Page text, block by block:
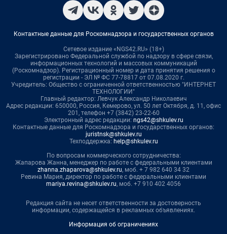
Контактные данные для Роскомнадзора и государственных органов
Сетевое издание «NGS42.RU» (18+)
Зарегистрировано Федеральной службой по надзору в сфере связи,
информационных технологий и массовых коммуникаций
(Роскомнадзор). Регистрационный номер и дата принятия решения о
регистрации - ЭЛ № ФС 77-78817 от 07.08.2020 г.
Учредитель: Общество с ограниченной ответственностью "ИНТЕРНЕТ
ТЕХНОЛОГИИ"
Главный редактор: Левчук Александр Николаевич
Адрес редакции: 650000, Россия, Кемерово, ул. 50 лет Октября, д. 11, офис
201, телефон +7 (3842) 23-22-60
Электронный адрес редакции: ngs42@shkulev.ru
Контактные данные для Роскомнадзора и государственных органов:
juristnsk@shkulev.ru
Техподдержка: help@shkulev.ru
По вопросам коммерческого сотрудничества:
Жапарова Жанна, менеджер по работе с федеральными клиентами
zhanna.zhaparova@shkulev.ru, моб. + 7 982 640 34 32
Ревина Мария, директор по работе с федеральными клиентами
mariya.revina@shkulev.ru, моб. +7 910 402 4056
Редакция сайта не несет ответственности за достоверность
информации, содержащейся в рекламных объявлениях.
Информация об ограничениях